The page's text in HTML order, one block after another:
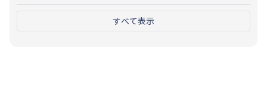
すべて表示